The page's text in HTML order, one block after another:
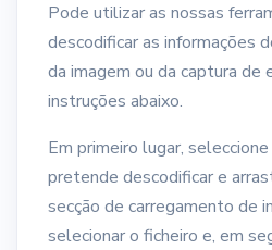
Pode utilizar as nossas
descodificar as informações
da imagem ou da captura de
instruções abaixo.
Em primeiro lugar,
pretende descodificar e
secção de carregamento de
selecionar o ficheiro e, em